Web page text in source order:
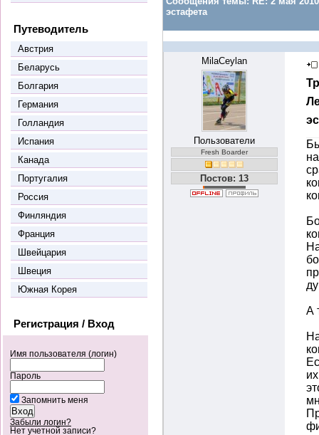
Путеводитель
Австрия
Беларусь
Болгария
Германия
Голландия
Испания
Канада
Португалия
Россия
Финляндия
Франция
Швейцария
Швеция
Южная Корея
Регистрация / Вход
Имя пользователя (логин)
Пароль
Запомнить меня
Забыли логин?
Нет учетной записи?
эстафета
MilaCeylan
Пользователи
Fresh Boarder
Постов: 13
А